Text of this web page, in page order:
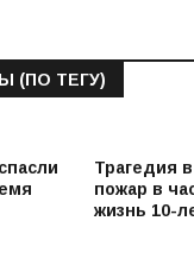
(ПО ТЕГУ)
Трагедия
пожар в
жизнь 10-